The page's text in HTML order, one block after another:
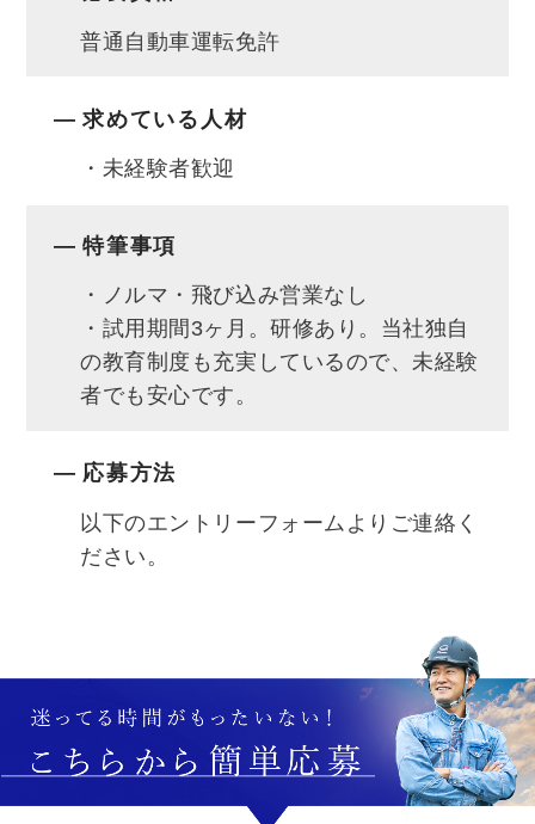
普通自動車運転免許
求めている人材
・未経験者歓迎
特筆事項
・ノルマ・飛び込み営業なし
・試用期間3ヶ月。研修あり。当社独自
の教育制度も充実しているので、未経験
者でも安心です。
応募方法
以下のエントリーフォームよりご連絡く
ださい。